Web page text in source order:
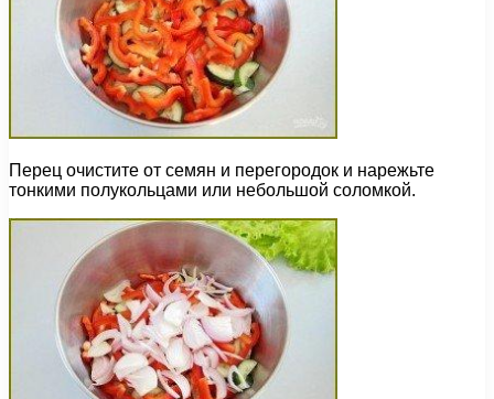
Перец очистите от семян и перегородок и нарежьте
тонкими полукольцами или небольшой соломкой.